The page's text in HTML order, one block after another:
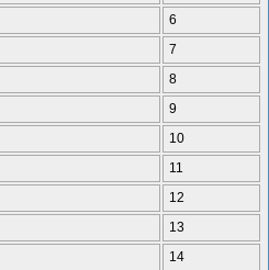
6
7
8
9
10
11
12
13
14